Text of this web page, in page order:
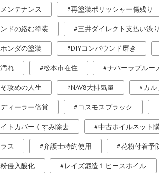
ンテナンス 再塗装ポリッシャー傷残り
ドの絡む塗装 三井ダイレクト支払い渋り
ンダの塗装 DIYコンパウンド磨き
れ 松本市在住 ナバーラブルー
攻めの人生 NAV8大排気量 カル
ィーラー倍賞 コスモスブラック
トカバーくすみ除去 中古ホイルネット
ス 弁護士特約使用 花粉付着予
侵入酸化 レイズ鍛造１ピースホイル